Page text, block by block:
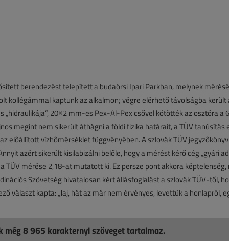
berendezést telepített a budaörsi Ipari Parkban, melynek
kollégámmal kaptunk az alkalmon; végre elérhető távolságba került
„hidraulikája”, 20×2 mm-es Pex-Al-Pex csővel kötötték az osztóra a
megint nem sikerült áthágni a földi fizika határait, a TÜV tanúsítás
előállított vízhőmérséklet függvényében. A szlovák TÜV
azért sikerült kisilabizálni belőle, hogy a mérést kérő cég „gyári
TÜV mérése 2,18-at mutatott ki. Ez persze pont akkora képtelenség,
Szövetség hivatalosan kért állásfoglalást a szlovák TÜV-től,
választ kapta: „Jaj, hát az már nem érvényes, levettük a honlapról,
még 8 965 karakternyi szöveget tartalmaz.